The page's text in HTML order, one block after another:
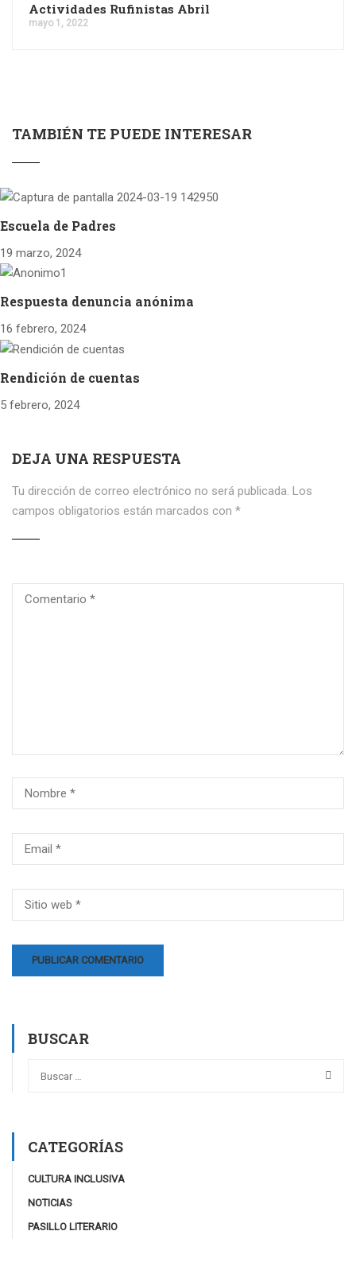
Actividades Rufinistas Abril
mayo 1, 2022
TAMBIÉN TE PUEDE INTERESAR
Escuela de Padres
19 marzo, 2024
Respuesta denuncia anónima
16 febrero, 2024
Rendición de cuentas
5 febrero, 2024
DEJA UNA RESPUESTA
Tu dirección de correo electrónico no será publicada. Los
campos obligatorios están marcados con *
BUSCAR
CATEGORÍAS
CULTURA INCLUSIVA
NOTICIAS
PASILLO LITERARIO